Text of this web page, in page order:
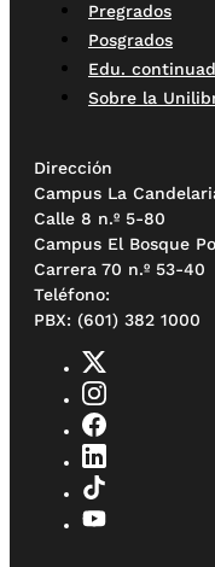
Pregrados
Posgrados
Edu.
Sobre la
Dirección
Campus La
Calle 8 n.º 5-80
Campus El Bosque
Carrera 70 n.º 53-40
Teléfono:
PBX: (601) 382 1000